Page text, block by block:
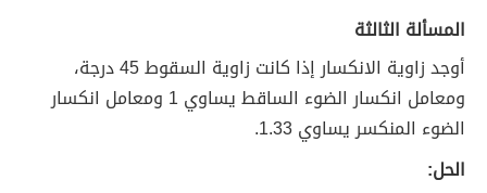
المسألة الثالثة
أوجد زاوية الانكسار إذا كانت زاوية السقوط 45 درجة،
ومعامل انكسار الضوء الساقط يساوي 1 ومعامل انكسار
الضوء المنكسر يساوي 1.33.
الحل: